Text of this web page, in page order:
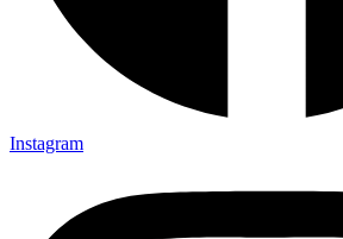
Instagram